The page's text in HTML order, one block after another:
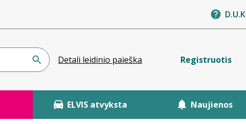
Detali leidinio paieška Registruotis
ELVIS atvyksta Naujienos